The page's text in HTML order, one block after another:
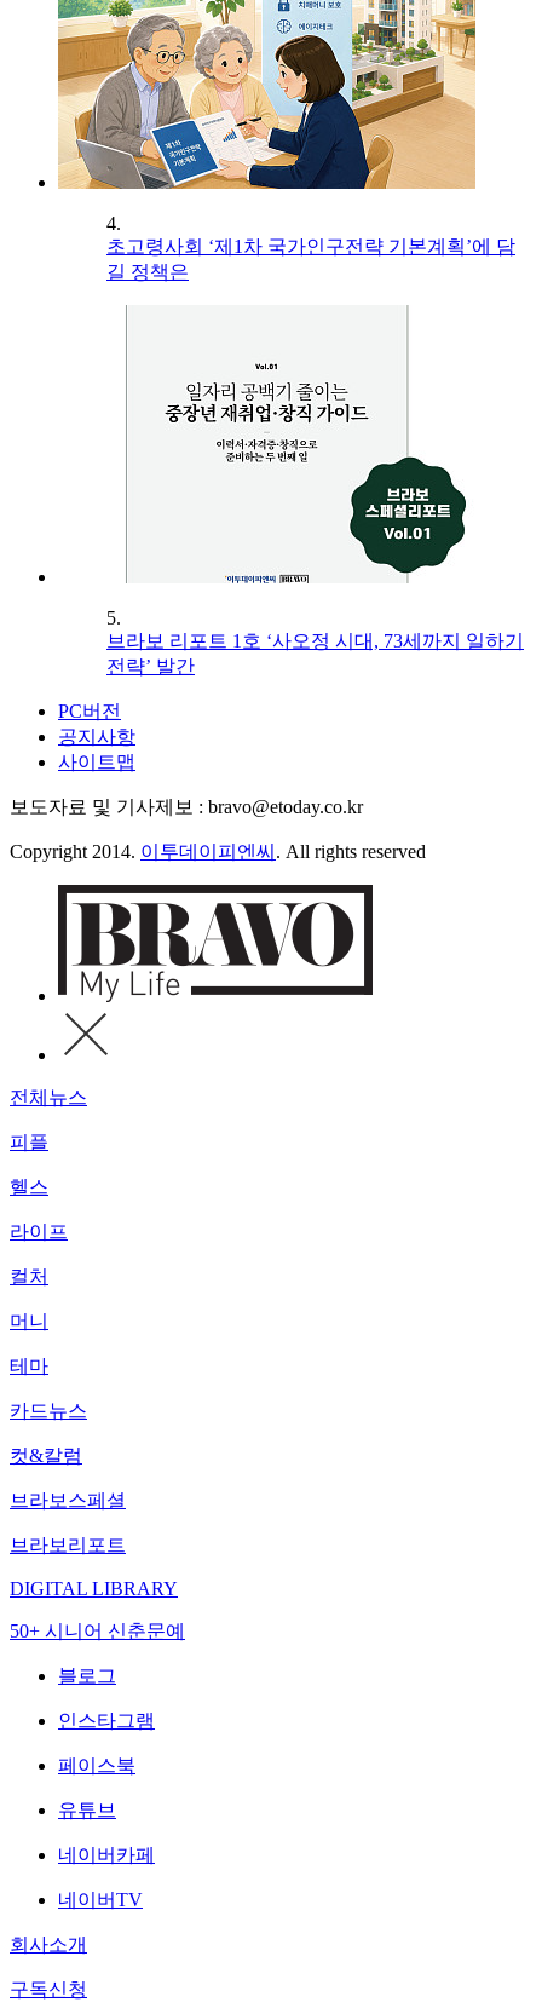
4.
초고령사회 ‘제1차 국가인구전략 기본계획’에 담
길 정책은
5.
브라보 리포트 1호 ‘사오정 시대, 73세까지 일하기
전략’ 발간
PC버전
공지사항
사이트맵
보도자료 및 기사제보 : bravo@etoday.co.kr
Copyright 2014. 이투데이피엔씨 . All rights reserved
전체뉴스
피플
헬스
라이프
컬처
머니
테마
카드뉴스
컷&칼럼
브라보스페셜
브라보리포트
DIGITAL LIBRARY
50+ 시니어 신춘문예
블로그
인스타그램
페이스북
유튜브
네이버카페
네이버TV
회사소개
구독신청